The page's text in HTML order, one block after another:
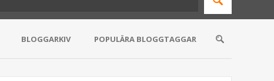
BLOGGARKIV POPULÄRA BLOGGTAGGAR